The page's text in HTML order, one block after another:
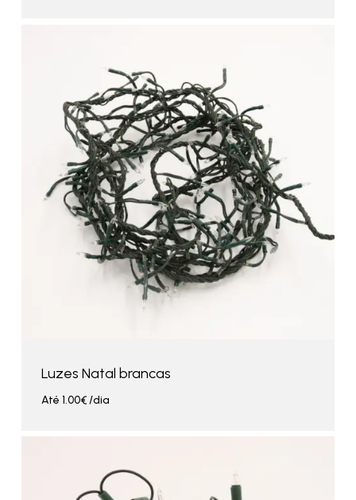
Luzes Natal brancas
Até 1.00€/dia